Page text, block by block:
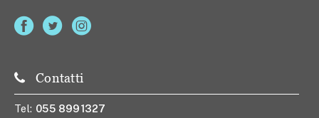
Contatti
Tel: 055 8991327